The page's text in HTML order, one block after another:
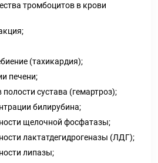
тромбоцитов в крови
(тахикардия);
печени;
сустава (гемартроз);
билирубина;
щелочной фосфатазы;
лактатдегидрогеназы (ЛДГ);
липазы;